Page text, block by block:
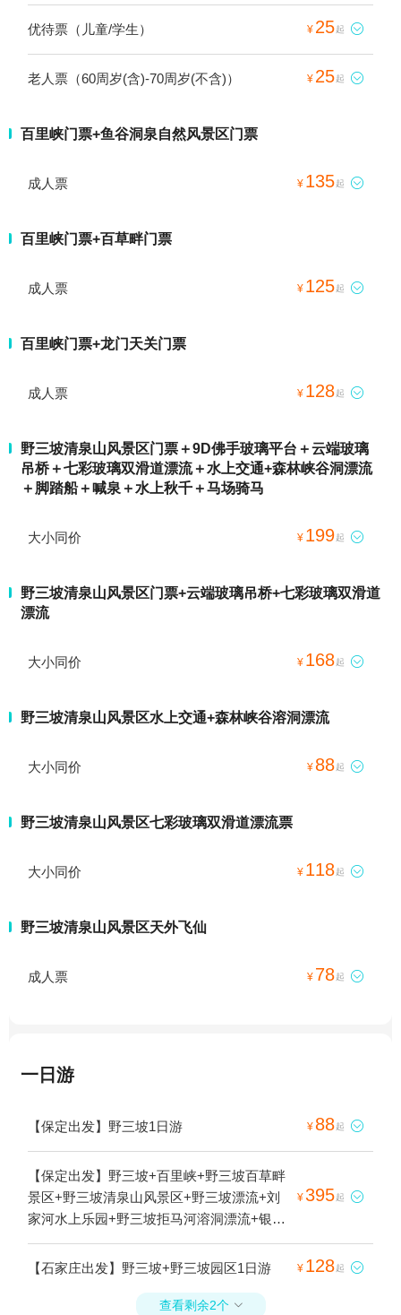
优待票（儿童/学生） ¥ 25起 
老人票（60周岁(含)-70周岁(不含)） ¥ 25起 
百里峡门票+鱼谷洞泉自然风景区门票
成人票 ¥ 135起 
百里峡门票+百草畔门票
成人票 ¥ 125起 
百里峡门票+龙门天关门票
成人票 ¥ 128起 
野三坡清泉山风景区门票＋9D佛手玻璃平台＋云端玻璃
吊桥＋七彩玻璃双滑道漂流＋水上交通+森林峡谷洞漂流
＋脚踏船＋喊泉＋水上秋千＋马场骑马
大小同价 ¥ 199起 
野三坡清泉山风景区门票+云端玻璃吊桥+七彩玻璃双滑道
漂流
大小同价 ¥ 168起 
野三坡清泉山风景区水上交通+森林峡谷溶洞漂流
大小同价 ¥ 88起 
野三坡清泉山风景区七彩玻璃双滑道漂流票
大小同价 ¥ 118起 
野三坡清泉山风景区天外飞仙
成人票 ¥ 78起 
一日游
【保定出发】野三坡1日游 ¥ 88起 
【保定出发】野三坡+百里峡+野三坡百草畔
景区+野三坡清泉山风景区+野三坡漂流+刘
家河水上乐园+野三坡拒马河溶洞漂流+银湖
水上乐园+野三坡云溪谷+野三坡清泉山森林
峡谷溶洞漂流+野三坡百里峡蹦极1日游
¥395起 
【石家庄出发】野三坡+野三坡园区1日游 ¥ 128起 
查看剩余2个 